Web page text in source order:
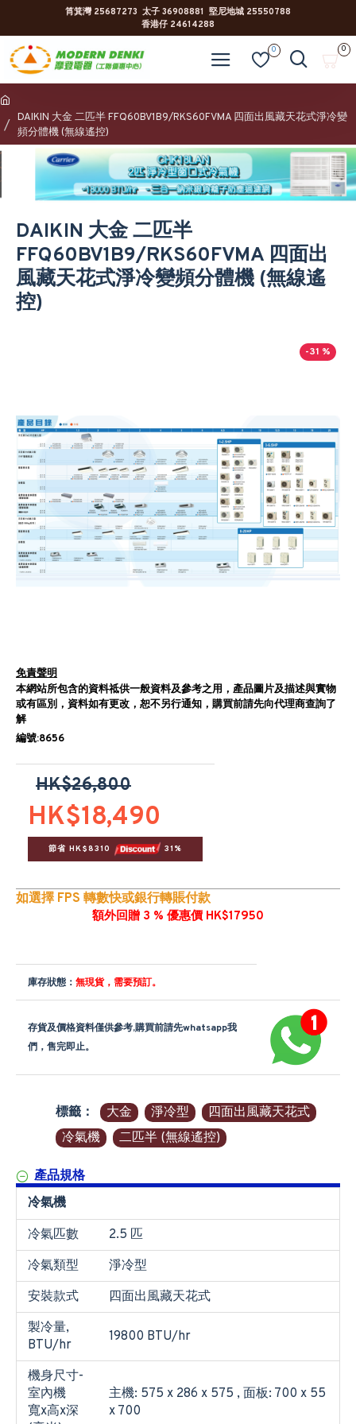
筲箕灣 25687273 太子 36908881 堅尼地城 25550788
香港仔 24614288
0 0
DAIKIN 大金 二匹半 FFQ60BV1B9/RKS60FVMA 四面出風藏天花式淨冷變
頻分體機 (無線遙控)
DAIKIN 大金 二匹半
FFQ60BV1B9/RKS60FVMA 四面出
風藏天花式淨冷變頻分體機 (無線遙
控)
-31 %
免責聲明
本網站所包含的資料祗供一般資料及參考之用，產品圖片及描述與實物
或有區別，資料如有更改，恕不另行通知，購買前請先向代理商查詢了
解
編號:8656
HK$18,490
HK$26,800
節省 HK$8310 31%
如選擇 FPS 轉數快或銀行轉賬付款
額外回贈 3 % 優惠價 HK$17950
庫存狀態： 無現貨，需要預訂。
存貨及價格資料僅供參考,購買前請先whatsapp我
們，售完即止。
標籤： 大金 淨冷型
四面出風藏天花式
冷氣機
二匹半 (無線遙控)
產品規格
冷氣機
冷氣匹數
2.5 匹
冷氣類型
淨冷型
安裝款式
四面出風藏天花式
製冷量,
BTU/hr
19800 BTU/hr
機身尺寸-
室內機
寬x高x深
主機: 575 x 286 x 575 , 面板: 700 x 55
x 700